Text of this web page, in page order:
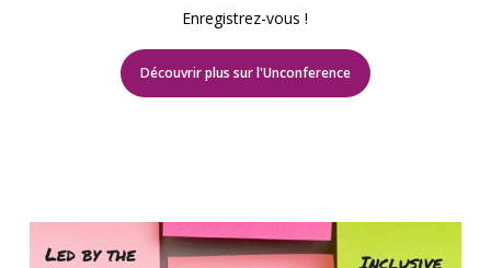
Enregistrez-vous !
Découvrir plus sur l'Unconference